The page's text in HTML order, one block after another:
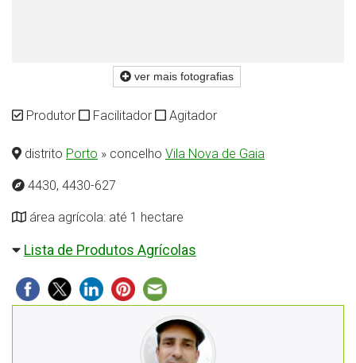
ver mais fotografias
Produtor Facilitador Agitador
distrito Porto » concelho Vila Nova de Gaia
4430, 4430-627
área agrícola: até 1 hectare
Lista de Produtos Agrícolas